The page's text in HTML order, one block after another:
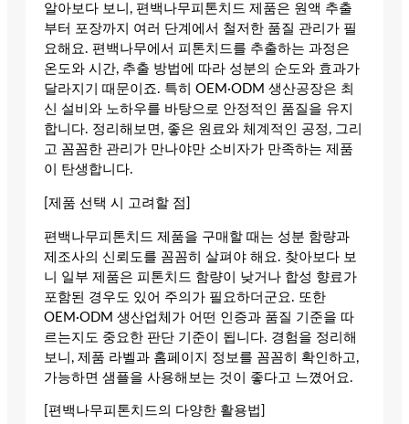
알아보다 보니, 편백나무피톤치드 제품은 원액 추출
부터 포장까지 여러 단계에서 철저한 품질 관리가 필
요해요. 편백나무에서 피톤치드를 추출하는 과정은
온도와 시간, 추출 방법에 따라 성분의 순도와 효과가
달라지기 때문이죠. 특히 OEM·ODM 생산공장은 최
신 설비와 노하우를 바탕으로 안정적인 품질을 유지
합니다. 정리해보면, 좋은 원료와 체계적인 공정, 그리
고 꼼꼼한 관리가 만나야만 소비자가 만족하는 제품
이 탄생합니다.
[제품 선택 시 고려할 점]
편백나무피톤치드 제품을 구매할 때는 성분 함량과
제조사의 신뢰도를 꼼꼼히 살펴야 해요. 찾아보다 보
니 일부 제품은 피톤치드 함량이 낮거나 합성 향료가
포함된 경우도 있어 주의가 필요하더군요. 또한
OEM·ODM 생산업체가 어떤 인증과 품질 기준을 따
르는지도 중요한 판단 기준이 됩니다. 경험을 정리해
보니, 제품 라벨과 홈페이지 정보를 꼼꼼히 확인하고,
가능하면 샘플을 사용해보는 것이 좋다고 느꼈어요.
[편백나무피톤치드의 다양한 활용법]